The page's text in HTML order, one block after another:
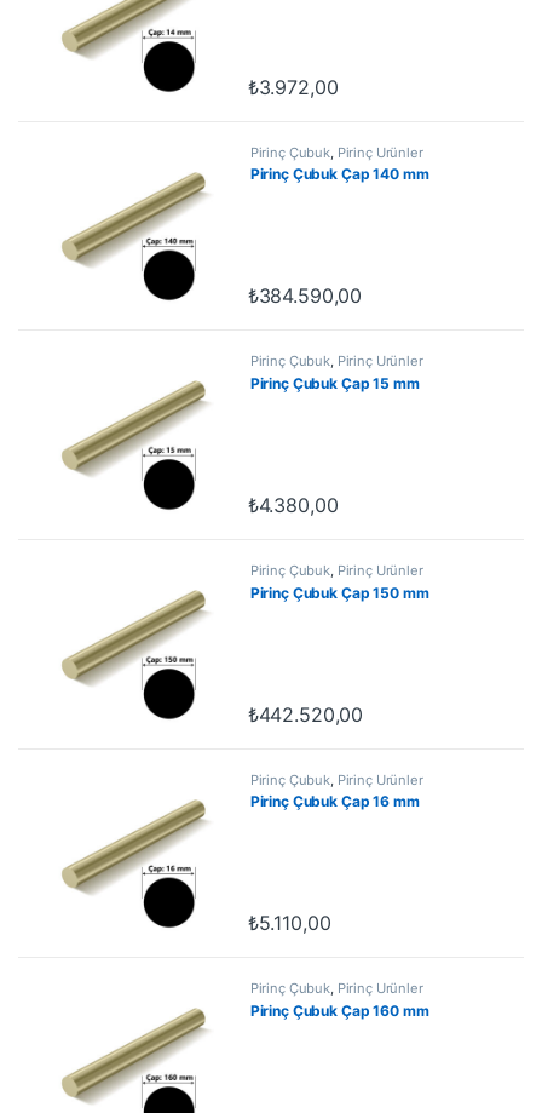
₺3.972,00
Pirinç Çubuk, Pirinç Ürünler
Pirinç Çubuk Çap 140 mm
₺384.590,00
Pirinç Çubuk, Pirinç Ürünler
Pirinç Çubuk Çap 15 mm
₺4.380,00
Pirinç Çubuk, Pirinç Ürünler
Pirinç Çubuk Çap 150 mm
₺442.520,00
Pirinç Çubuk, Pirinç Ürünler
Pirinç Çubuk Çap 16 mm
₺5.110,00
Pirinç Çubuk, Pirinç Ürünler
Pirinç Çubuk Çap 160 mm